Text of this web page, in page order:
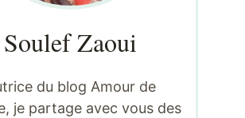
Soulef Zaoui
du blog Amour de
je partage avec vous des